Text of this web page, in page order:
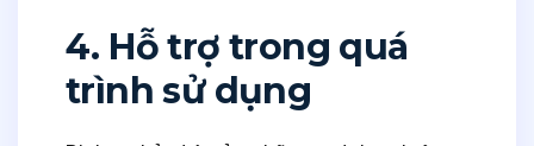
4. Hỗ trợ trong quá
trình sử dụng